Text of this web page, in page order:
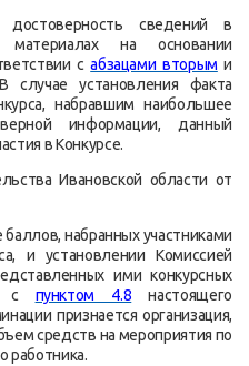
достоверность сведений в
материалах на основании
сабзацами вторым и
случае установления факта
набравшим наибольшее
информации, данный
в Конкурсе.
Ивановской области от
набранных участниками
и установлении Комиссией
ими конкурсных
с пунктом 4.8 настоящего
признается организация,
средств на мероприятия по
работника.